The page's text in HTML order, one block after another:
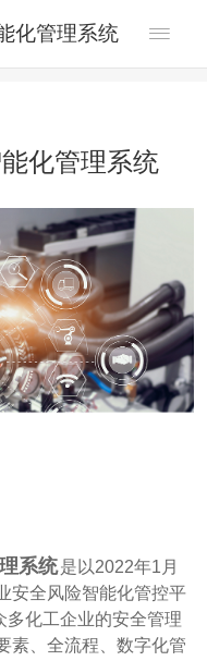
化管理系统 
化管理系统
系统 是以2022年1月
安全风险智能化管控平
多化工企业的安全管理
素、全流程、数字化管